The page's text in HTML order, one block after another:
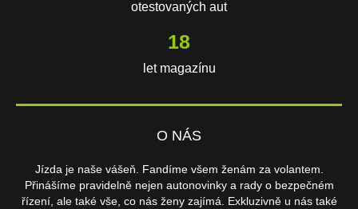
otestovaných aut
18
let magazínu
O NÁS
Jízda je naše vášeň. Fandíme všem ženám za volantem.
Přinášíme pravidelně nejen autonovinky a rady o bezpečném
řízení, ale také vše, co nás ženy zajímá. Exkluzivně u nás také